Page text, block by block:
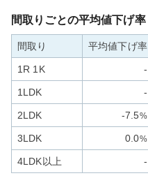
間取りごとの平均値下げ率
間取り 平均値下げ率
1R 1K -
1LDK -
2LDK -7.5%
3LDK 0.0%
4LDK以上 -